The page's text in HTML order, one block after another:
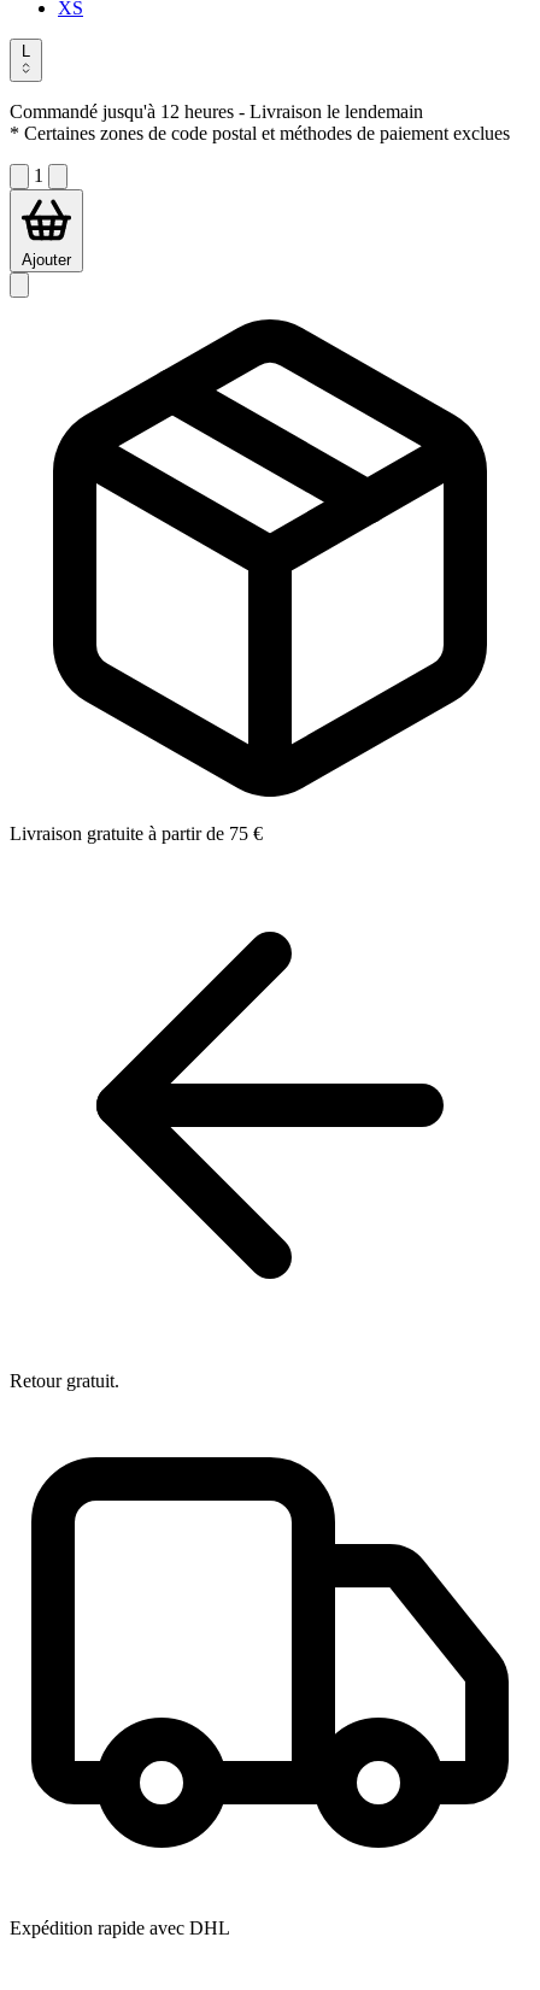
XS
L
Commandé jusqu'à 12 heures - Livraison le lendemain
* Certaines zones de code postal et méthodes de paiement exclues
1
Ajouter
Livraison gratuite à partir de 75 €
Retour gratuit.
Expédition rapide avec DHL